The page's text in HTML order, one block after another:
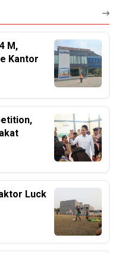
M,
Kantor
Luck